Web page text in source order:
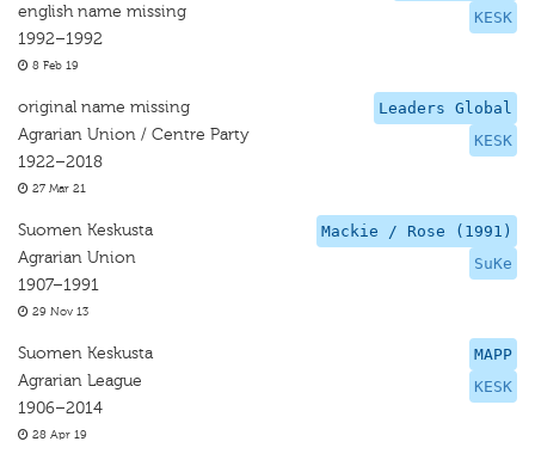
KESK
english name missing
1992–1992
8 Feb 19
Leaders Global
KESK
original name missing
Agrarian Union / Centre Party
1922–2018
27 Mar 21
Mackie / Rose (1991)
SuKe
Suomen Keskusta
Agrarian Union
1907–1991
29 Nov 13
MAPP
KESK
Suomen Keskusta
Agrarian League
1906–2014
28 Apr 19